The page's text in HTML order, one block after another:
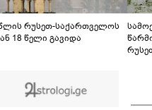
02:08
გამომგონებელი
რუსეთ-საქართველოს
18 წელი გავიდა